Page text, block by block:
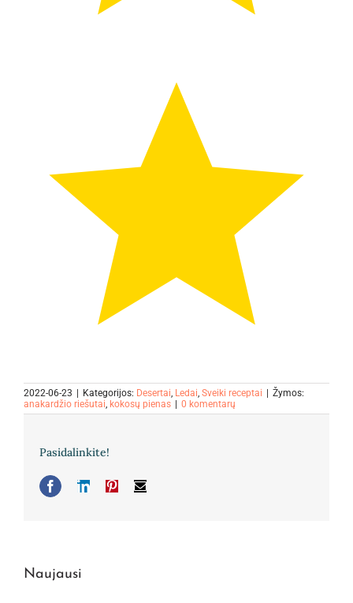
2022-06-23 | Kategorijos: Desertai Ledai Sveiki receptai | Žymos:
anakardžio riešutai kokosų pienas | 0 komentarų
Pasidalinkite!
FacebookLinkedInPinterest
El.
Naujausi